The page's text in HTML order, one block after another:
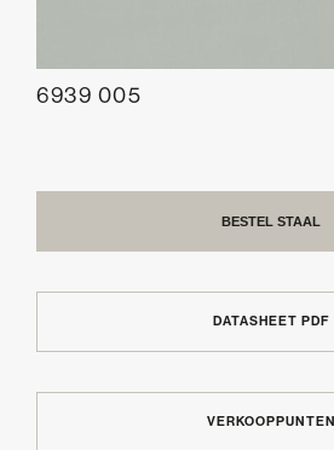
6939 005
BESTEL STAAL
DATASHEET PDF
VERKOOPPUNTEN